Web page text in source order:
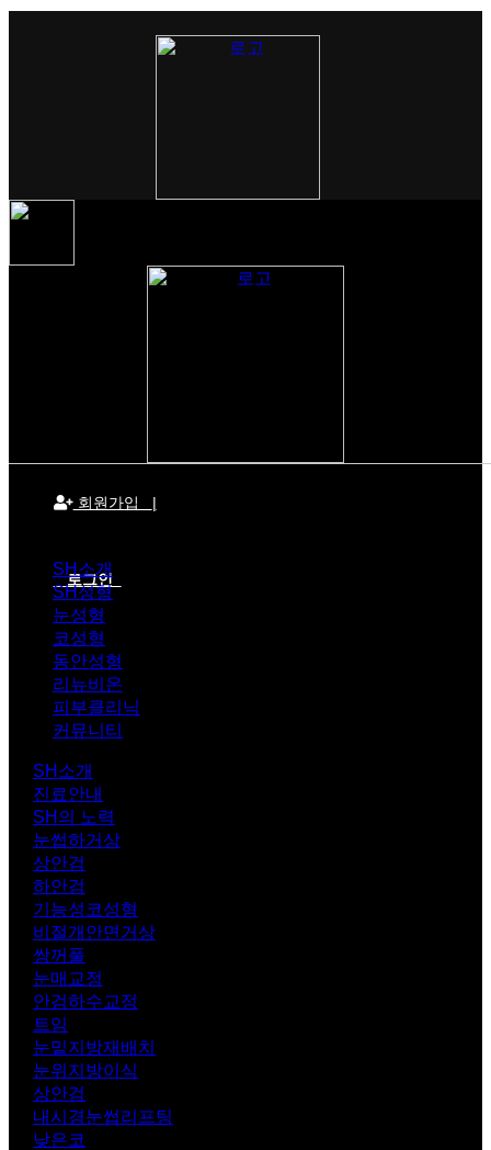
회원가입 |
로그인
SH소개
SH성형
눈성형
코성형
동안성형
리뉴비온
피부클리닉
커뮤니티
SH소개
진료안내
SH의 노력
눈썹하거상
상안검
하안검
기능성코성형
비절개안면거상
쌍꺼풀
눈매교정
안검하수교정
트임
눈밑지방재배치
눈위지방이식
상안검
내시경눈썹리프팅
낮은코